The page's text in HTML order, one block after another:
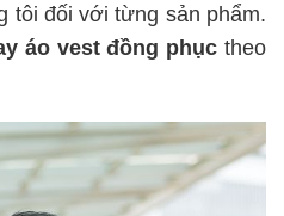
tôi đối với từng sản phẩm.
áo vest đồng phục theo